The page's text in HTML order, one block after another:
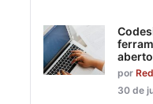
por
30 de